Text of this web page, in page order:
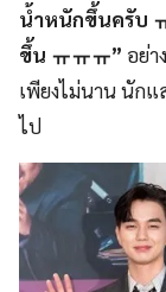
น้ำหนักขึ้นครับ
ขึ้น ㅠㅠㅠ” อย่า
เพียงไม่นาน นักแ
ไป